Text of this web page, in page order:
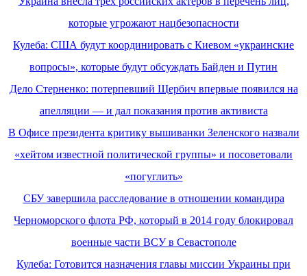
которые угрожают нацбезопасности
Кулеба: США будут координировать с Киевом «украинские
вопросы», которые будут обсуждать Байден и Путин
Дело Стерненко: потерпевший Щербич впервые появился на
апелляции — и дал показания против активиста
В Офисе президента критику вышиванки Зеленского назвали
«хейтом известной политической группы» и посоветовали
«погуглить»
СБУ завершила расследование в отношении командира
Черноморского флота РФ, который в 2014 году блокировал
военные части ВСУ в Севастополе
Кулеба: Готовится назначения главы миссии Украины при